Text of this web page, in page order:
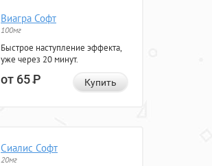
Виагра Софт
100мг
Быстрое наступление эффекта,
уже через 20 минут.
от 65Р Купить
Сиалис Софт
20мг